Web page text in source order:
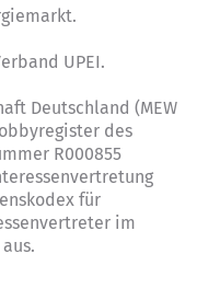
UPEI.
Deutschland (MEW
des
R000855
für
im
aus.